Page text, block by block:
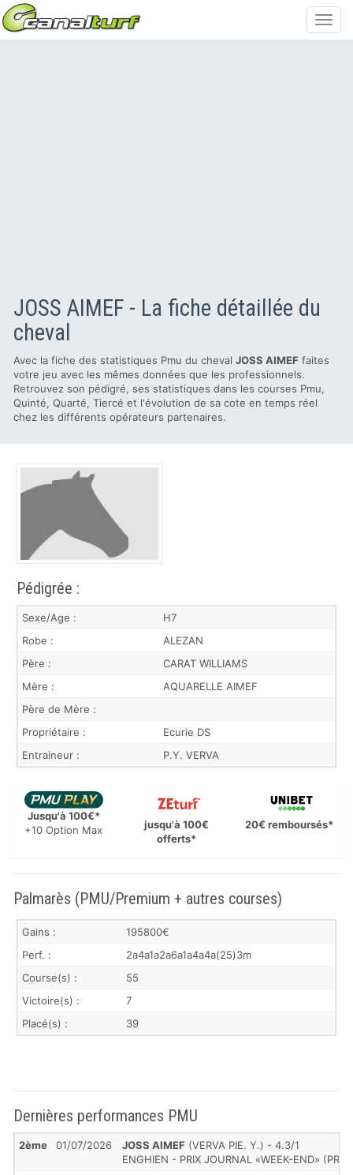
JOSS AIMEF - La fiche détaillée du
cheval
Avec la fiche des statistiques Pmu du cheval JOSS AIMEF faites
votre jeu avec les mêmes données que les professionnels.
Retrouvez son pédigré, ses statistiques dans les courses Pmu,
Quinté, Quarté, Tiercé et l'évolution de sa cote en temps réel
chez les différents opérateurs partenaires.
Pédigrée :
Sexe/Age :
H7
Robe :
ALEZAN
Père :
CARAT WILLIAMS
Mère :
AQUARELLE AIMEF
Père de Mère :
Propriétaire :
Ecurie DS
Entraineur :
P.Y. VERVA
Jusqu'à 100€*
+10 Option Max
jusqu'à 100€
offerts*
20€ remboursés*
Palmarès (PMU/Premium + autres courses)
Gains :
195800€
Perf. :
2a4a1a2a6a1a4a4a(25)3m
Course(s) :
55
Victoire(s) :
7
Placé(s) :
39
Dernières performances PMU
2ème 01/07/2026 JOSS AIMEF (VERVA PIE. Y.) - 4.3/1
ENGHIEN - PRIX JOURNAL «WEEK-END»